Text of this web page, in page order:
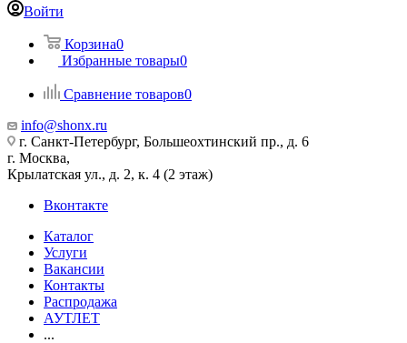
Войти
Корзина0
Избранные товары0
Сравнение товаров0
info@shonx.ru
г. Санкт-Петербург, Большеохтинский пр., д. 6
г. Москва,
Крылатская ул., д. 2, к. 4 (2 этаж)
Вконтакте
Каталог
Услуги
Вакансии
Контакты
Распродажа
АУТЛЕТ
...